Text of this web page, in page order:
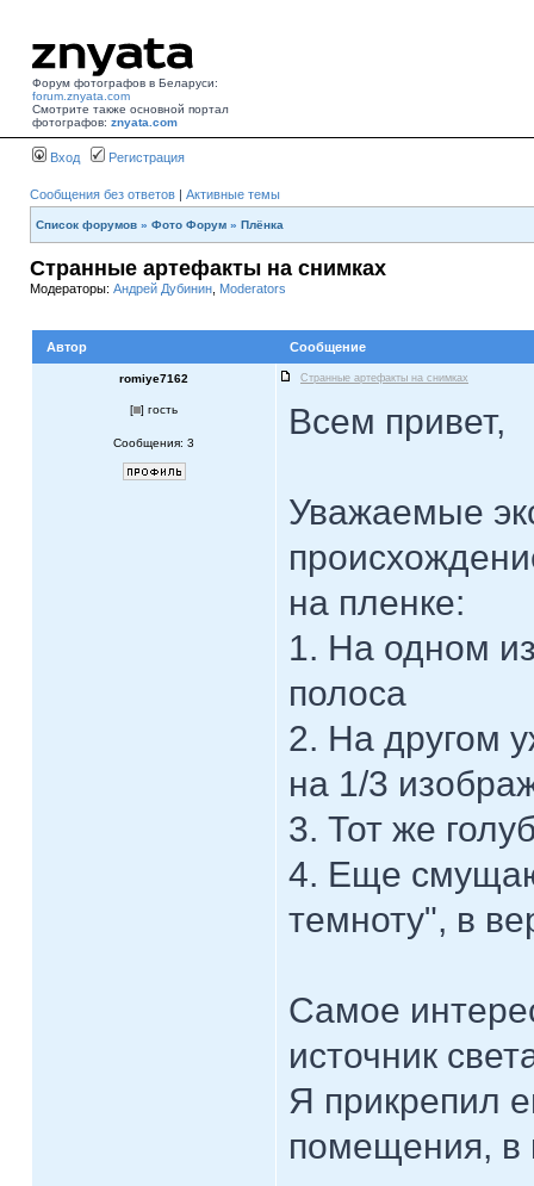
Форум фотографов в Беларуси:
forum.znyata.com
Смотрите также основной портал
фотографов: znyata.com
Вход Регистрация
Сообщения без ответов | Активные темы
Список форумов » Фото Форум » Плёнка
Странные артефакты на снимках
Модераторы: Андрей Дубинин Moderators
Автор Сообщение
romiye7162 Странные артефакты на снимках
[ ] гость
Сообщения: 3
Всем привет,
Уважаемые
на пленке:
1. На одном
полоса
2. На другом
на 1/3
3. Тот же
4. Еще
темноту", в
Самое
источник
Я прикрепил
помещения, в